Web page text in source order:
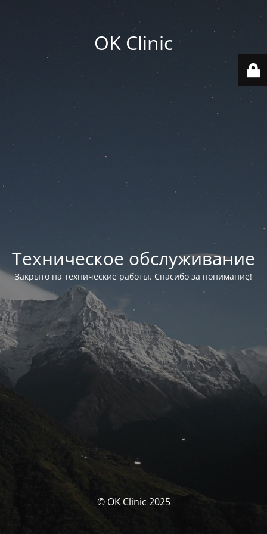
OK Clinic
Техническое обслуживание
Закрыто на технические работы. Спасибо за понимание!
© OK Clinic 2025